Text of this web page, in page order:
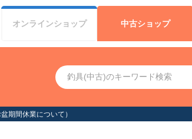
オンラインショップ 中古ショップ
期間休業について）